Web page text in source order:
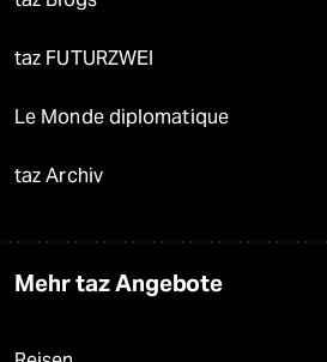
taz FUTURZWEI
Le Monde diplomatique
taz Archiv
Mehr taz Angebote